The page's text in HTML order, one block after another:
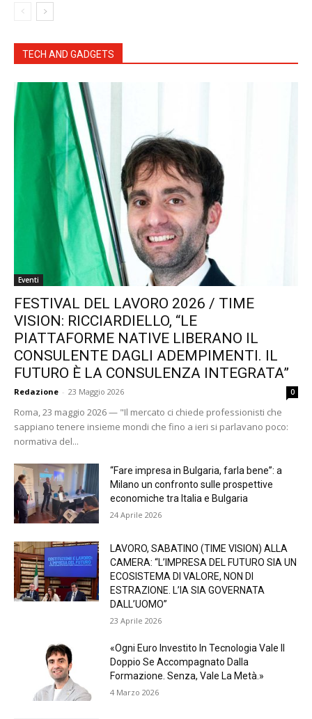
TECH AND GADGETS
Eventi
FESTIVAL DEL LAVORO 2026 / TIME
VISION: RICCIARDIELLO, “LE
PIATTAFORME NATIVE LIBERANO IL
CONSULENTE DAGLI ADEMPIMENTI. IL
FUTURO È LA CONSULENZA INTEGRATA”
Redazione - 23 Maggio 2026 0
Roma, 23 maggio 2026 — "Il mercato ci chiede professionisti che
sappiano tenere insieme mondi che fino a ieri si parlavano poco:
normativa del...
“Fare impresa in Bulgaria, farla bene”: a
Milano un confronto sulle prospettive
economiche tra Italia e Bulgaria
24 Aprile 2026
LAVORO, SABATINO (TIME VISION) ALLA
CAMERA: “L’IMPRESA DEL FUTURO SIA UN
ECOSISTEMA DI VALORE, NON DI
ESTRAZIONE. L’IA SIA GOVERNATA
DALL’UOMO”
23 Aprile 2026
«Ogni Euro Investito In Tecnologia Vale Il
Doppio Se Accompagnato Dalla
Formazione. Senza, Vale La Metà.»
4 Marzo 2026